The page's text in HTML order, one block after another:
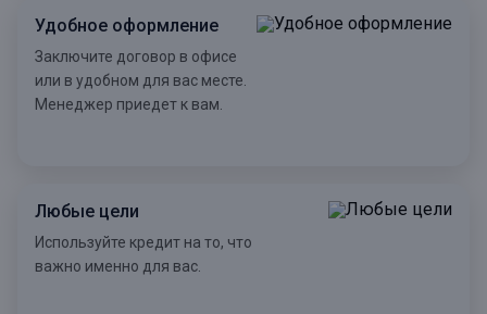
Удобное оформление
Заключите договор в офисе
или в удобном для вас месте.
Менеджер приедет к вам.
Любые цели
Используйте кредит на то, что
важно именно для вас.